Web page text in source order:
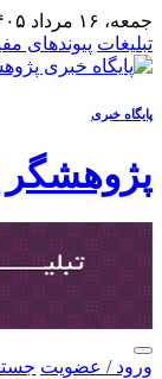
جمعه، ۱۶ مرداد ۱۴۰۵ -
تبلیغات پیوندهای
پایگاه خبری
پژوهشگر
ورود / عضویت